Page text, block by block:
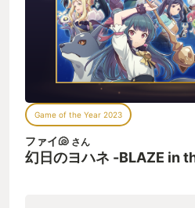
Game of the Year 2023
ファイ🐚 さん
幻日のヨハネ -BLAZE in